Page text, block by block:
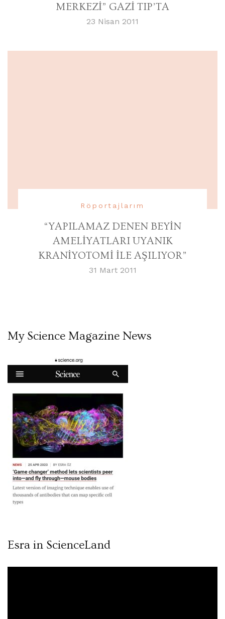
MERKEZİ” GAZİ TIP’TA
23 Nisan 2011
Röportajlarım
“YAPILAMAZ DENEN BEYİN
AMELİYATLARI UYANIK
KRANİYOTOMİ İLE AŞILIYOR”
31 Mart 2011
My Science Magazine News
Esra in ScienceLand